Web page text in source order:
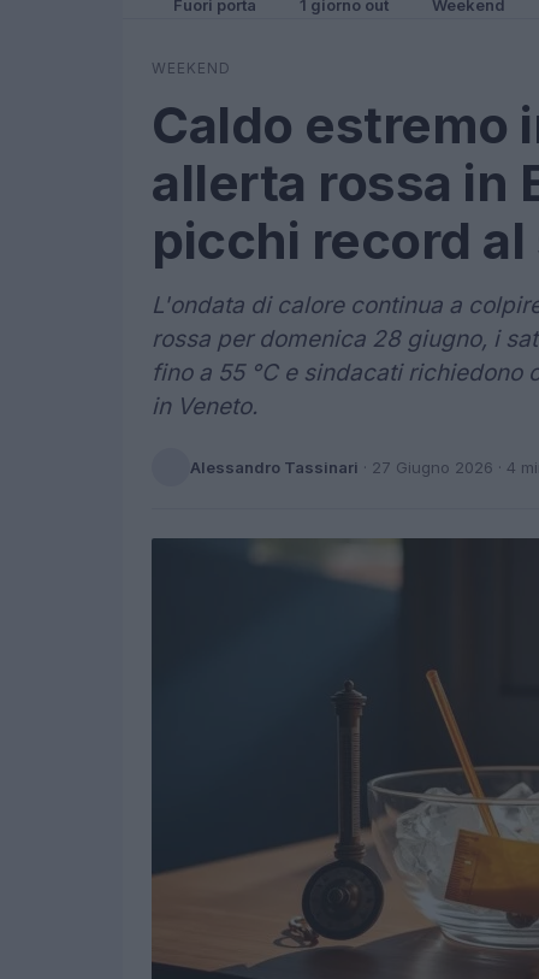
Fuori porta 1 giorno out Weekend
WEEKEND
Caldo estremo
allerta rossa in
picchi record al
L'ondata di calore continua a
rossa per domenica 28 giugno, i
fino a 55 °C e sindacati
in Veneto.
Alessandro Tassinari · 27 Giugno 2026 · 4